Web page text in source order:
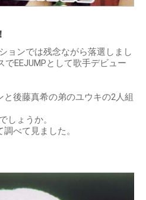
ョンでは残念ながら落選しまし
EEJUMPとして歌手デビュー
と後藤真希の弟のユウキの2人組
しょうか。
べて見ました。